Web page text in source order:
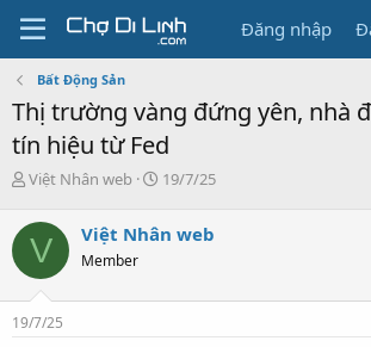
Đăng nhập
Bất Động Sản
Thị trường vàng đứng yên, nhà
tín hiệu từ Fed
T
r
e
d
s
t
Việt Nhân web
N
y
i
19/7/25
V Việt Nhân web
Member
19/7/25